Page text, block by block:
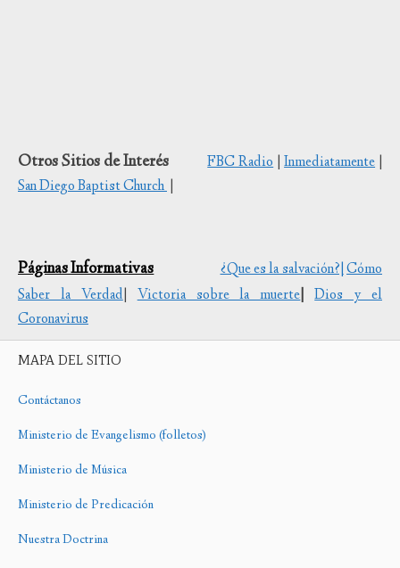
Otros Sitios de Interés FBC Radio|Inmediatamente
San Diego Baptist Church
Páginas Informativas ¿Que es la salvación?|Cómo
Saber la Verdad|Victoria sobre la muerte|
Dios y el
Coronavirus
MAPA DEL SITIO
Contáctanos
Ministerio de Evangelismo (folletos)
Ministerio de Música
Ministerio de Predicación
Nuestra Doctrina